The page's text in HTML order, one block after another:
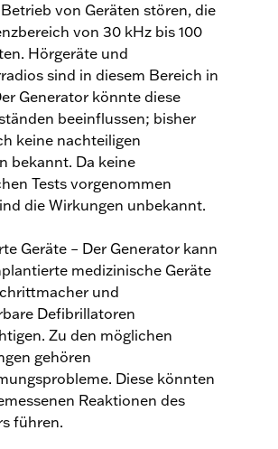
von Geräten stören, die
von 30 kHz bis 100
Hörgeräte und
sind in diesem Bereich in
Generator könnte diese
beeinflussen; bisher
keine nachteiligen
bekannt. Da keine
Tests vorgenommen
die Wirkungen unbekannt.
Geräte – Der Generator kann
medizinische Geräte
und
Defibrillatoren
Zu den möglichen
gehören
Diese könnten
Reaktionen des
führen.